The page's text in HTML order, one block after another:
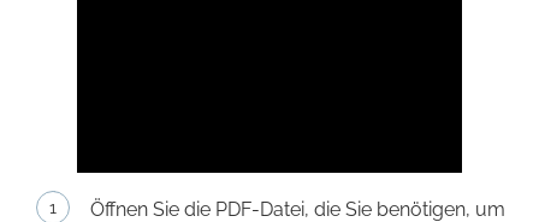
Öffnen Sie die PDF-Datei, die Sie benötigen, um